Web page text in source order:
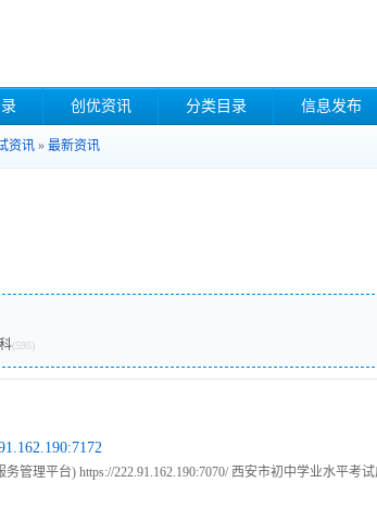
创优资讯 分类目录 信息发布
资讯 » 最新资讯
(595)
管理平台) https://222.91.162.190:7070/ 西安市初中学业水平考试